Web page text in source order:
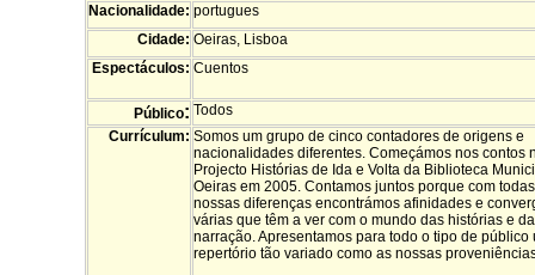
Nacionalidade: portugues
Cidade: Oeiras, Lisboa
Espectáculos: Cuentos
Público: Todos
Currículum: Somos um grupo de cinco contadores de origens e
nacionalidades diferentes. Começámos nos contos
Projecto Histórias de Ida e Volta da Biblioteca
Oeiras em 2005. Contamos juntos porque com
nossas diferenças encontrámos afinidades e
várias que têm a ver com o mundo das histórias e da
narração. Apresentamos para todo o tipo de público
repertório tão variado como as nossas